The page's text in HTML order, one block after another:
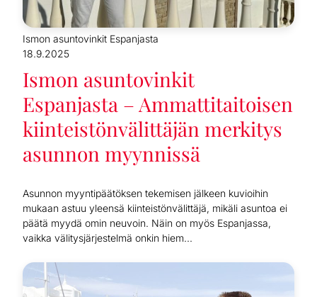
Ismon asuntovinkit Espanjasta
18.9.2025
Ismon asuntovinkit
Espanjasta – Ammattitaitoisen
kiinteistönvälittäjän merkitys
asunnon myynnissä
Asunnon myyntipäätöksen tekemisen jälkeen kuvioihin
mukaan astuu yleensä kiinteistönvälittäjä, mikäli asuntoa ei
päätä myydä omin neuvoin. Näin on myös Espanjassa,
vaikka välitysjärjestelmä onkin hiem...